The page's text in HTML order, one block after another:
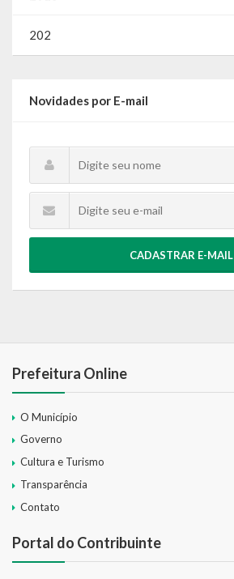
202
Novidades por E-mail
CADASTRAR E-MAIL
Prefeitura Online
O Município
Governo
Cultura e Turismo
Transparência
Contato
Portal do Contribuinte